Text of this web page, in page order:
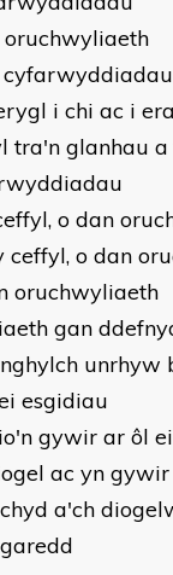
i chi ac i
tra'n glanhau
o dan
o dan
oruchwyliaeth
gan
unrhyw
esgidiau
gywir ar ôl
ac yn gywir
a'ch